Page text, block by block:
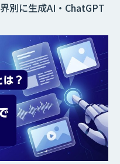
別に生成AI・ChatGPT